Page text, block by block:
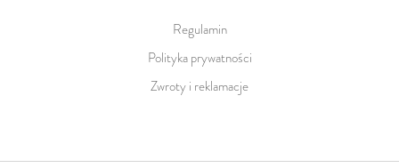
Regulamin
Polityka prywatności
Zwroty i reklamacje